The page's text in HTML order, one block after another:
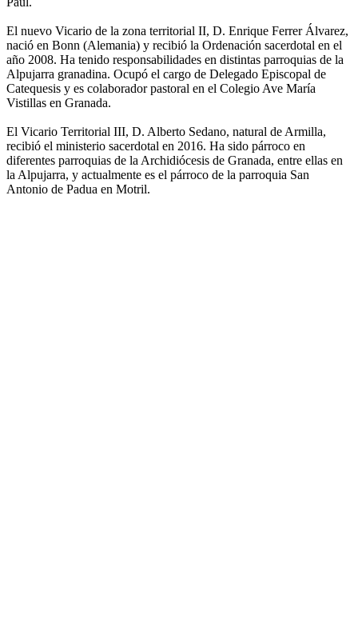
El nuevo Vicario de la zona territorial II, D. Enrique Ferrer Álvarez,
nació en Bonn (Alemania) y recibió la Ordenación sacerdotal en el
año 2008. Ha tenido responsabilidades en distintas parroquias de la
Alpujarra granadina. Ocupó el cargo de Delegado Episcopal de
Catequesis y es colaborador pastoral en el Colegio Ave María
Vistillas en Granada.
El Vicario Territorial III, D. Alberto Sedano, natural de Armilla,
recibió el ministerio sacerdotal en 2016. Ha sido párroco en
diferentes parroquias de la Archidiócesis de Granada, entre ellas en
la Alpujarra, y actualmente es el párroco de la parroquia San
Antonio de Padua en Motril.